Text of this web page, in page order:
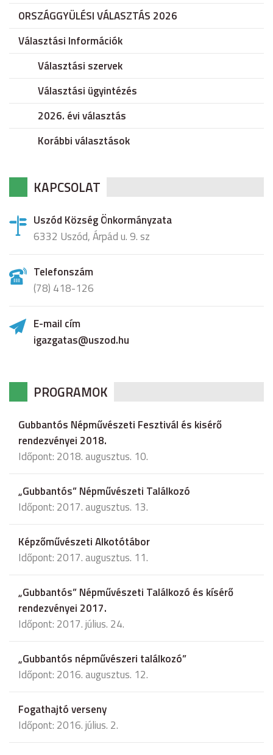
ORSZÁGGYÜLÉSI VÁLASZTÁS 2026
Választási Információk
Választási szervek
Választási ügyintézés
2026. évi választás
Korábbi választások
KAPCSOLAT
Uszód Község Önkormányzata
6332 Uszód, Árpád u. 9. sz
Telefonszám
(78) 418-126
E-mail cím
igazgatas@uszod.hu
PROGRAMOK
Gubbantós Népművészeti Fesztivál és kisérő
rendezvényei 2018.
Időpont: 2018. augusztus. 10.
„Gubbantós” Népművészeti Találkozó
Időpont: 2017. augusztus. 13.
Képzőművészeti Alkotótábor
Időpont: 2017. augusztus. 11.
„Gubbantós” Népművészeti Találkozó és kísérő
rendezvényei 2017.
Időpont: 2017. július. 24.
„Gubbantós népművészeri találkozó”
Időpont: 2016. augusztus. 12.
Fogathajtó verseny
Időpont: 2016. július. 2.